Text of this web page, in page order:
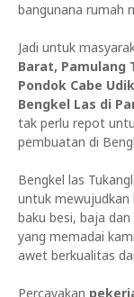
bangunana rumah
Jadi untuk
Barat, Pamulang
Pondok Cabe
Bengkel Las di
tak perlu repot
pembuatan di
Bengkel las
untuk
baku besi, baja
yang memadai
awet berkualitas
Percayakan